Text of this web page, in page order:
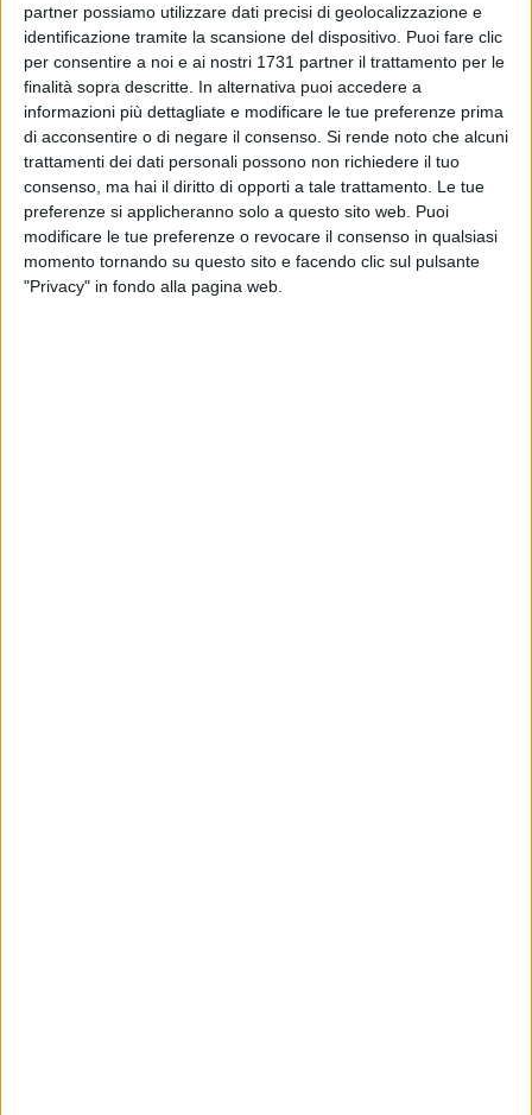
partner possiamo utilizzare dati precisi di geolocalizzazione e
identificazione tramite la scansione del dispositivo. Puoi fare clic
per consentire a noi e ai nostri 1731 partner il trattamento per le
finalità sopra descritte. In alternativa puoi accedere a
informazioni più dettagliate e modificare le tue preferenze prima
di acconsentire o di negare il consenso. Si rende noto che alcuni
trattamenti dei dati personali possono non richiedere il tuo
consenso, ma hai il diritto di opporti a tale trattamento. Le tue
preferenze si applicheranno solo a questo sito web. Puoi
modificare le tue preferenze o revocare il consenso in qualsiasi
momento tornando su questo sito e facendo clic sul pulsante
"Privacy" in fondo alla pagina web.
ANDRIA - 8 LUGLIO 2026
L’ex Fidelis Andria Frederic Massara è il nuovo
direttore tecnico della Juventus
ANDRIA - 7 LUGLIO 2026
Fidelis Andria: ufficiale l'ingaggio di Verdosci,
Tolomello e Rovere
ANDRIA - 4 LUGLIO 2026
Fidelis Andria: presentata la campagna
abbonamenti 2026/2027